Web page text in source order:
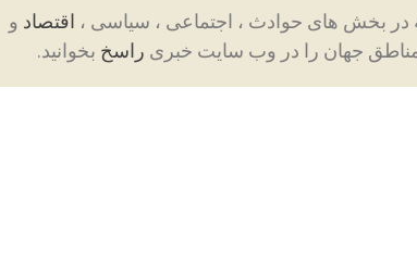
اقتصاد و
مناطق جهان را در وب سایت خبری راسخ بخوانید.